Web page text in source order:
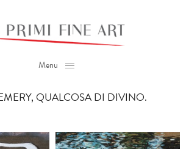
Menu
QUALCOSA DI DIVINO.